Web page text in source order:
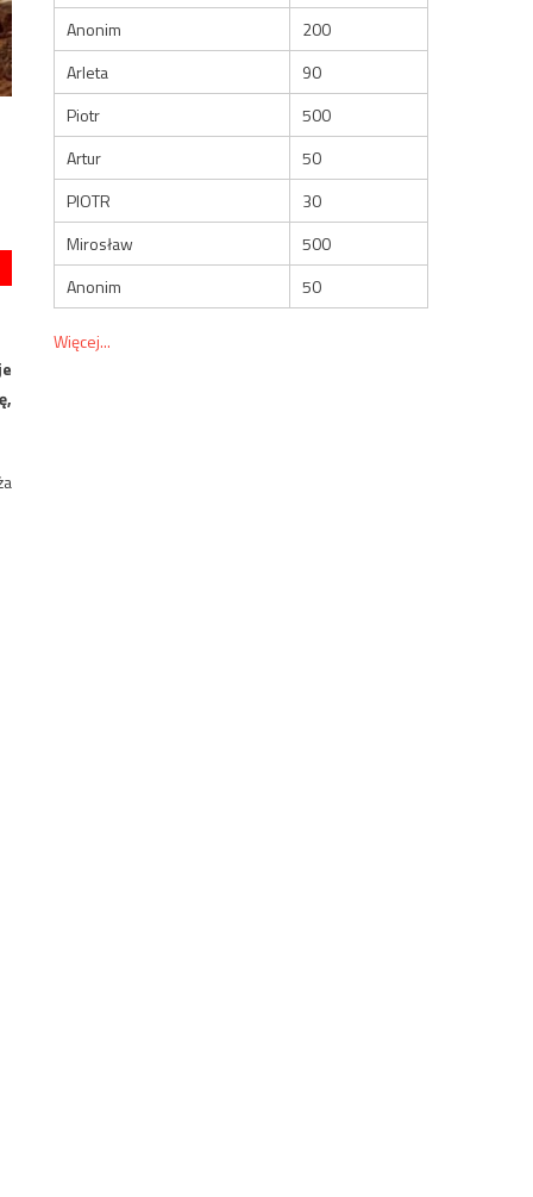
Anonim
200
Arleta
90
Piotr
500
Artur
50
PIOTR
30
Mirosław
500
Anonim
50
Więcej...